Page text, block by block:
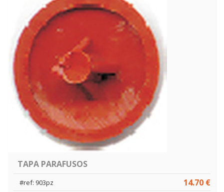
TAPA PARAFUSOS
14.70 €
#ref: 903pz